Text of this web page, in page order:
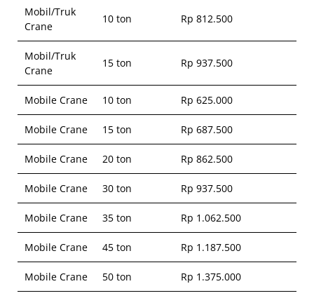
Mobil/Truk
Crane
10 ton Rp 812.500
Mobil/Truk
Crane
15 ton Rp 937.500
Mobile Crane 10 ton Rp 625.000
Mobile Crane 15 ton Rp 687.500
Mobile Crane 20 ton Rp 862.500
Mobile Crane 30 ton Rp 937.500
Mobile Crane 35 ton Rp 1.062.500
Mobile Crane 45 ton Rp 1.187.500
Mobile Crane 50 ton Rp 1.375.000